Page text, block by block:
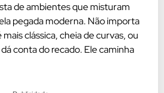
de ambientes que misturam
pegada moderna. Não importa
mais clássica, cheia de curvas, ou
conta do recado. Ele caminha